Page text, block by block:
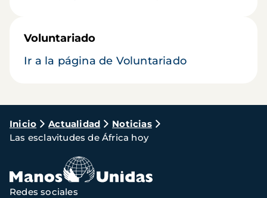
Voluntariado
Ir a la página de Voluntariado
Ruta
de
navegación
Inicio Actualidad
Noticias
Las esclavitudes de África hoy
Redes sociales